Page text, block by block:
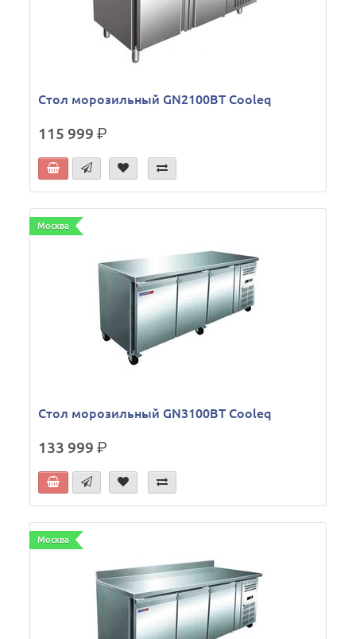
Стол морозильный GN2100BT Cooleq
115 999р.
Москва
Стол морозильный GN3100BT Cooleq
133 999р.
Москва